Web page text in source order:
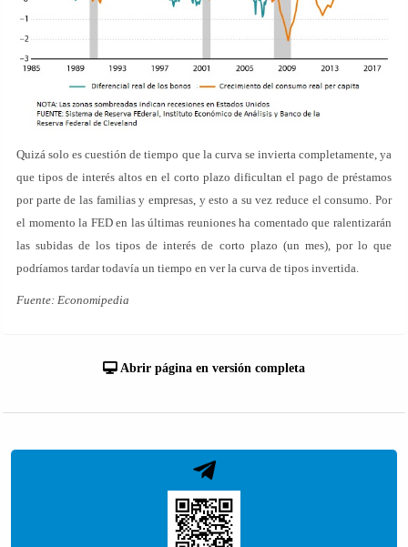
Quizá solo es cuestión de tiempo que la curva se invierta completamente, ya
que tipos de interés altos en el corto plazo dificultan el pago de préstamos
por parte de las familias y empresas, y esto a su vez reduce el consumo. Por
el momento la FED en las últimas reuniones ha comentado que ralentizarán
las subidas de los tipos de interés de corto plazo (un mes), por lo que
podríamos tardar todavía un tiempo en ver la curva de tipos invertida.
Fuente: Economipedia
Abrir página en versión completa